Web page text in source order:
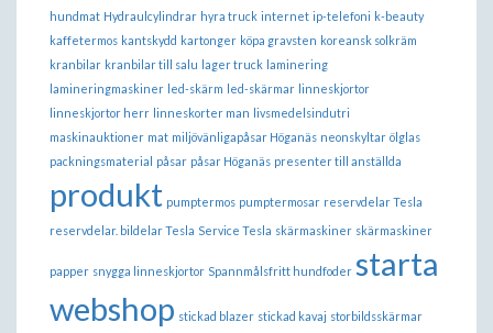
hundmat Hydraulcylindrar hyra truck internet ip-telefoni k-beauty
kaffetermos kantskydd kartonger köpa gravsten koreansk solkräm
kranbilar kranbilar till salu lager truck laminering
lamineringmaskiner led-skärm led-skärmar linneskjortor
linneskjortor herr linneskorter man livsmedelsindutri
maskinauktioner mat miljövänligapåsar Höganäs neonskyltar ölglas
packningsmaterial påsar påsar Höganäs presenter till anställda
produkt pumptermos pumptermosar reservdelar Tesla
reservdelar. bildelar Tesla Service Tesla skärmaskiner skärmaskiner
papper snygga linneskjortor Spannmålsfritt hundfoder starta
webshop stickad blazer stickad kavaj storbildsskärmar